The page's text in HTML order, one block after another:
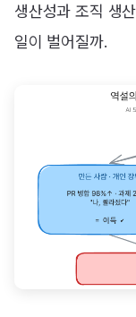
생산성과 조직 생
일이 벌어질까.